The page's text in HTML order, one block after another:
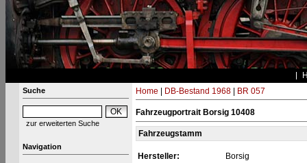
Suche
zur erweiterten Suche
Navigation
Home DB-Bestand 1968| BR 057
Fahrzeugportrait Borsig 10408
Fahrzeugstamm
Hersteller:
Borsig